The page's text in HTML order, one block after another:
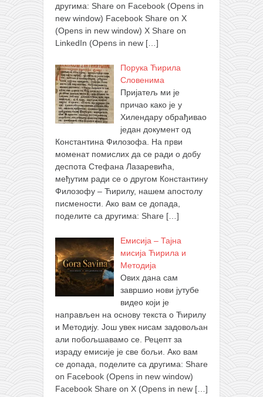
другима: Share on Facebook (Opens in
new window) Facebook Share on X
(Opens in new window) X Share on
LinkedIn (Opens in new […]
Порука Ћирила
Словенима
Пријатељ ми је
причао како је у
Хилендару обрађивао
један документ од
Константина Филозофа. На први
моменат помислих да се ради о добу
деспота Стефана Лазаревића,
међутим ради се о другом Константину
Филозофу – Ћирилу, нашем апостолу
писмености. Ако вам се допада,
поделите са другима: Share […]
Емисија – Тајна
мисија Ћирила и
Методија
Ових дана сам
завршио нови јутубе
видео који је
направљен на основу текста о Ћирилу
и Методију. Још увек нисам задовољан
али побољшавамо се. Рецепт за
израду емисије је све бољи. Ако вам
се допада, поделите са другима: Share
on Facebook (Opens in new window)
Facebook Share on X (Opens in new […]